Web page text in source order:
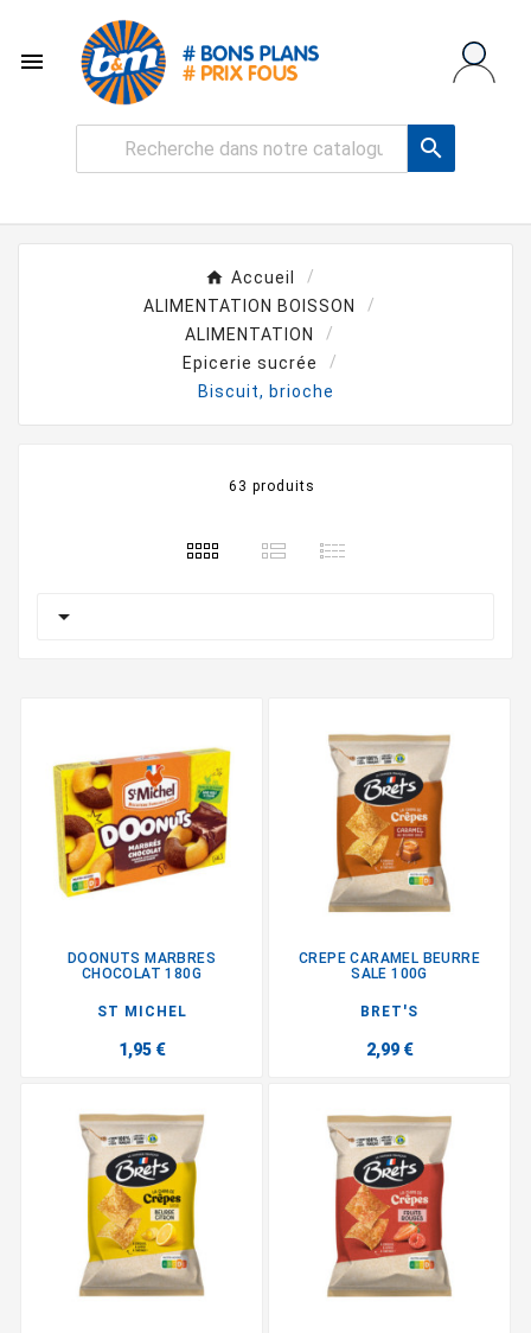


Accueil
ALIMENTATION BOISSON
ALIMENTATION
Epicerie sucrée
Biscuit, brioche
63 produits

DOONUTS MARBRES
CHOCOLAT 180G
ST MICHEL
1,95 €
CREPE CARAMEL BEURRE
SALE 100G
BRET'S
2,99 €